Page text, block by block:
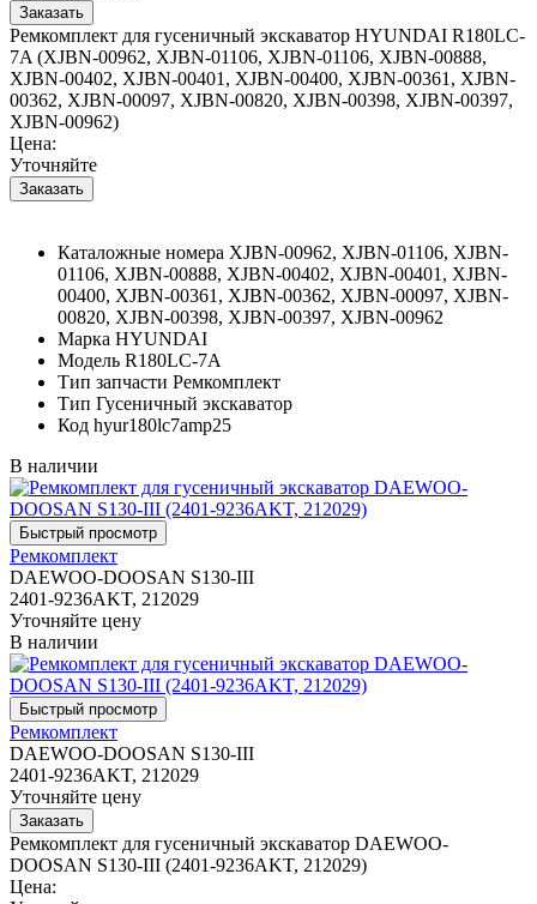
Ремкомплект для гусеничный экскаватор HYUNDAI R180LC-
7A (XJBN-00962, XJBN-01106, XJBN-01106, XJBN-00888,
XJBN-00402, XJBN-00401, XJBN-00400, XJBN-00361, XJBN-
00362, XJBN-00097, XJBN-00820, XJBN-00398, XJBN-00397,
XJBN-00962)
Цена:
Уточняйте
Каталожные номера XJBN-00962, XJBN-01106, XJBN-
01106, XJBN-00888, XJBN-00402, XJBN-00401, XJBN-
00400, XJBN-00361, XJBN-00362, XJBN-00097, XJBN-
00820, XJBN-00398, XJBN-00397, XJBN-00962
Марка HYUNDAI
Модель R180LC-7A
Тип запчасти Ремкомплект
Тип Гусеничный экскаватор
Код hyur180lc7amp25
В наличии
Ремкомплект
DAEWOO-DOOSAN S130-III
2401-9236AKT, 212029
Уточняйте цену
В наличии
Ремкомплект
DAEWOO-DOOSAN S130-III
2401-9236AKT, 212029
Уточняйте цену
Ремкомплект для гусеничный экскаватор DAEWOO-
DOOSAN S130-III (2401-9236AKT, 212029)
Цена: